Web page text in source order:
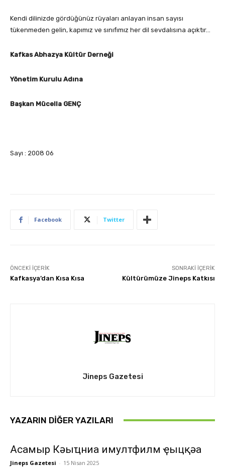
Kendi dilinizde gördüğünüz rüyaları anlayan insan sayısı
tükenmeden gelin, kapımız ve sınıfımız her dil sevdalısına açıktır…
Kafkas Abhazya Kültür Derneği
Yönetim Kurulu Adına
Başkan Mücella GENÇ
Sayı : 2008 06
Facebook Twitter
ÖNCEKI İÇERIK
Kafkasya’dan Kısa Kısa
SONRAKI İÇERIK
Kültürümüze Jineps Katkısı
Jineps Gazetesi
YAZARIN DIĞER YAZILARI
Асҭамыр Кәыҵниа имултфилм ҿыцқәа
Jineps Gazetesi - 15 Nisan 2025